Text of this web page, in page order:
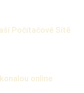
Počítačové Sítě
online